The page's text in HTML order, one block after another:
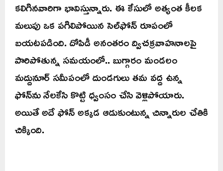
కలిగినవారిగా భావిస్తున్నారు. ఈ కేసులో అత్యంత కీలక
మలుపు ఒక పగిలిపోయిన సెల్‌ఫోన్ రూపంలో
బయటపడింది. దోపిడీ అనంతరం ద్విచక్రవాహనాలపై
పారిపోతున్న సమయంలో.. బుగ్గారం మండలం
మద్దునూర్ సమీపంలో దుండగులు తమ వద్ద ఉన్న
ఫోన్‌ను నేలకేసి కొట్టి ధ్వంసం చేసి వెళ్లిపోయారు.
అయితే అదే ఫోన్ అక్కడ ఆడుకుంటున్న చిన్నారుల చేతికి
చిక్కింది.